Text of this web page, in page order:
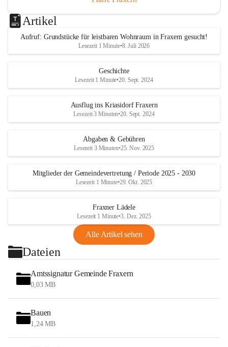
Artikel
Aufruf: Grundstücke für leistbaren Wohnraum in Fraxern gesucht!
Lesezeit 1 Minute•8. Juli 2026
Geschichte
Lesezeit 1 Minute•20. Sept. 2024
Ausflug ins Kriasidorf Fraxern
Lesezeit 3 Minuten•20. Sept. 2024
Abgaben & Gebühren
Lesezeit 3 Minuten•25. Nov. 2025
Mitglieder der Gemeindevertretung / Periode 2025 - 2030
Lesezeit 1 Minute•29. Okt. 2025
Fraxner Lädele
Lesezeit 1 Minute•3. Dez. 2025
Alle Artikel sehen
Dateien
Amtssignatur Gemeinde Fraxern
0,03 MB
Bauen
1,24 MB